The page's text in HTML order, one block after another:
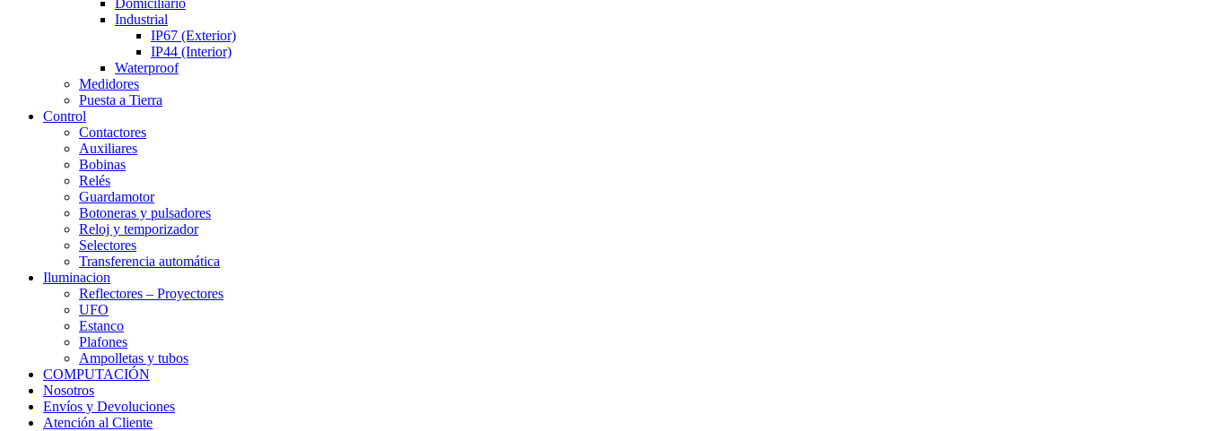
Domiciliario
Industrial
IP67 (Exterior)
IP44 (Interior)
Waterproof
Medidores
Puesta a Tierra
Control
Contactores
Auxiliares
Bobinas
Relés
Guardamotor
Botoneras y pulsadores
Reloj y temporizador
Selectores
Transferencia automática
Iluminacion
Reflectores – Proyectores
UFO
Estanco
Plafones
Ampolletas y tubos
COMPUTACIÓN
Nosotros
Envíos y Devoluciones
Atención al Cliente